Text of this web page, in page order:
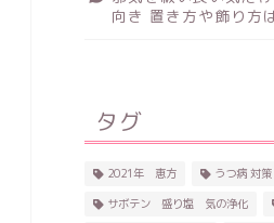
向き 置き方や飾り方
タグ
2021年 恵方 うつ病 対策
サボテン 盛り塩 気の浄化